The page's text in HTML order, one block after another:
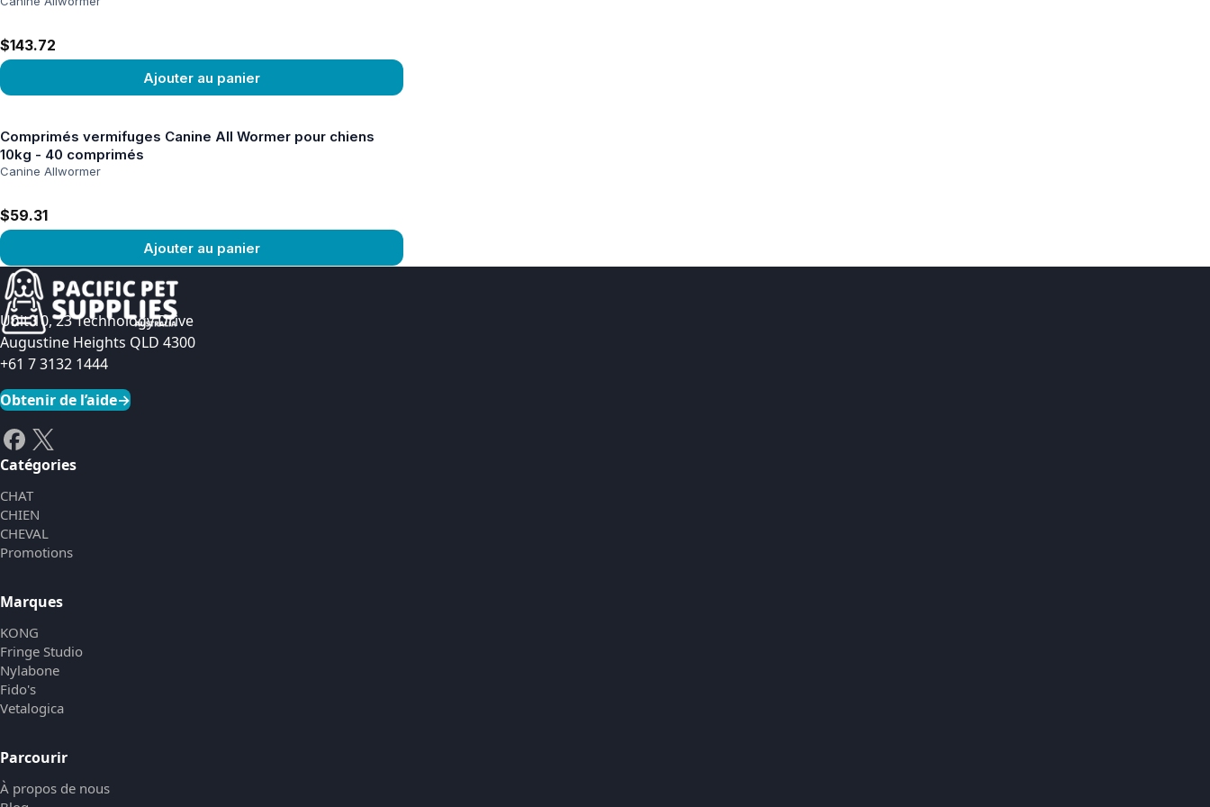
$143.72
Ajouter au panier
Comprimés vermifuges Canine All Wormer pour chiens
10kg - 40 comprimés
Canine Allwormer
$59.31
Ajouter au panier
Voir le produit
Unit 10, 23 Technology Drive
Augustine Heights QLD 4300
+61 7 3132 1444
Obtenir de l’aide→
Catégories
CHAT
CHIEN
CHEVAL
Promotions
Marques
KONG
Fringe Studio
Nylabone
Fido's
Vetalogica
Parcourir
À propos de nous